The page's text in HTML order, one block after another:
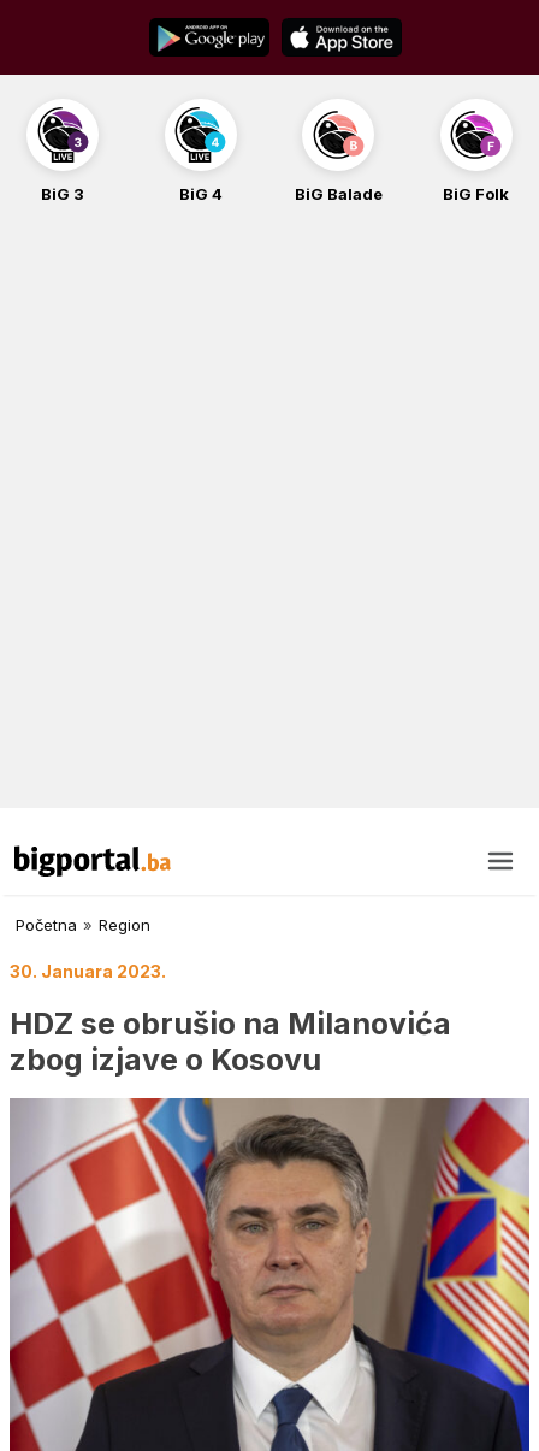
content
BiG 3 BiG 4 BiG Balade BiG Folk
Početna » Region
30. Januara 2023.
HDZ se obrušio na Milanovića
zbog izjave o Kosovu